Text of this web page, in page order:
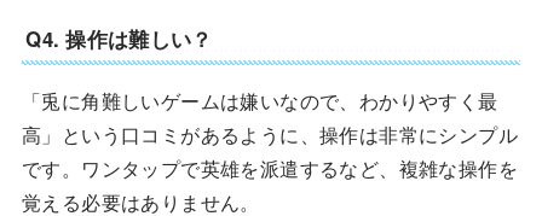
Q4. 操作は難しい？
「兎に角難しいゲームは嫌いなので、わかりやすく最
高」という口コミがあるように、操作は非常にシンプル
です。ワンタップで英雄を派遣するなど、複雑な操作を
覚える必要はありません。